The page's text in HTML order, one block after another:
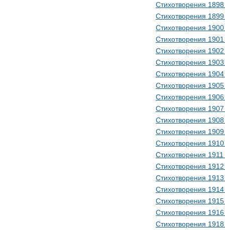
Стихотворения 1898
Стихотворения 1899
Стихотворения 1900
Стихотворения 1901
Стихотворения 1902
Стихотворения 1903
Стихотворения 1904
Стихотворения 1905
Стихотворения 1906
Стихотворения 1907
Стихотворения 1908
Стихотворения 1909
Стихотворения 1910
Стихотворения 1911
Стихотворения 1912
Стихотворения 1913
Стихотворения 1914
Стихотворения 1915
Стихотворения 1916
Стихотворения 1918